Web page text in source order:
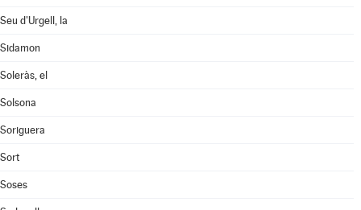
Seu d'Urgell, la
Sidamon
Soleràs, el
Solsona
Soriguera
Sort
Soses